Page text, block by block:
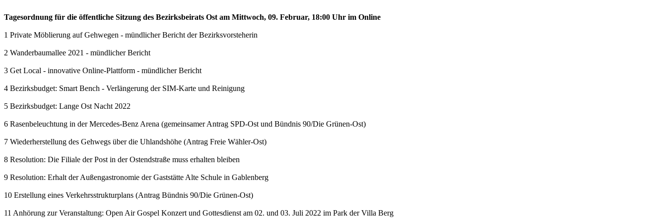
Tagesordnung für die öffentliche Sitzung des Bezirksbeirats Ost am Mittwoch, 09. Februar, 18:00 Uhr im Online
1 Private Möblierung auf Gehwegen - mündlicher Bericht der Bezirksvorsteherin
2 Wanderbaumallee 2021 - mündlicher Bericht
3 Get Local - innovative Online-Plattform - mündlicher Bericht
4 Bezirksbudget: Smart Bench - Verlängerung der SIM-Karte und Reinigung
5 Bezirksbudget: Lange Ost Nacht 2022
6 Rasenbeleuchtung in der Mercedes-Benz Arena (gemeinsamer Antrag SPD-Ost und Bündnis 90/Die Grünen-Ost)
7 Wiederherstellung des Gehwegs über die Uhlandshöhe (Antrag Freie Wähler-Ost)
8 Resolution: Die Filiale der Post in der Ostendstraße muss erhalten bleiben
9 Resolution: Erhalt der Außengastronomie der Gaststätte Alte Schule in Gablenberg
10 Erstellung eines Verkehrsstrukturplans (Antrag Bündnis 90/Die Grünen-Ost)
11 Anhörung zur Veranstaltung: Open Air Gospel Konzert und Gottesdienst am 02. und 03. Juli 2022 im Park der Villa Berg